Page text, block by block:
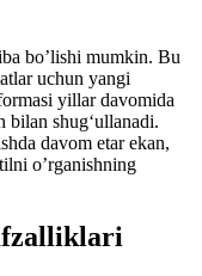
bo’lishi mumkin. Bu
uchun yangi
yillar davomida
bilan shugʻullanadi.
davom etar ekan,
o’rganishning